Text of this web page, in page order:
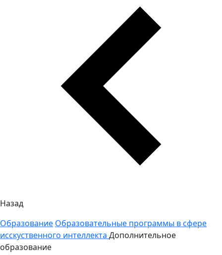
Назад
Образование Образовательные программы в сфере
исскуственного интеллекта Дополнительное
образование